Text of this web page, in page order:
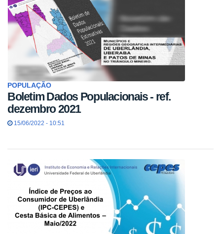
POPULAÇÃO
Boletim Dados Populacionais - ref.
dezembro 2021
15/06/2022 - 10:51